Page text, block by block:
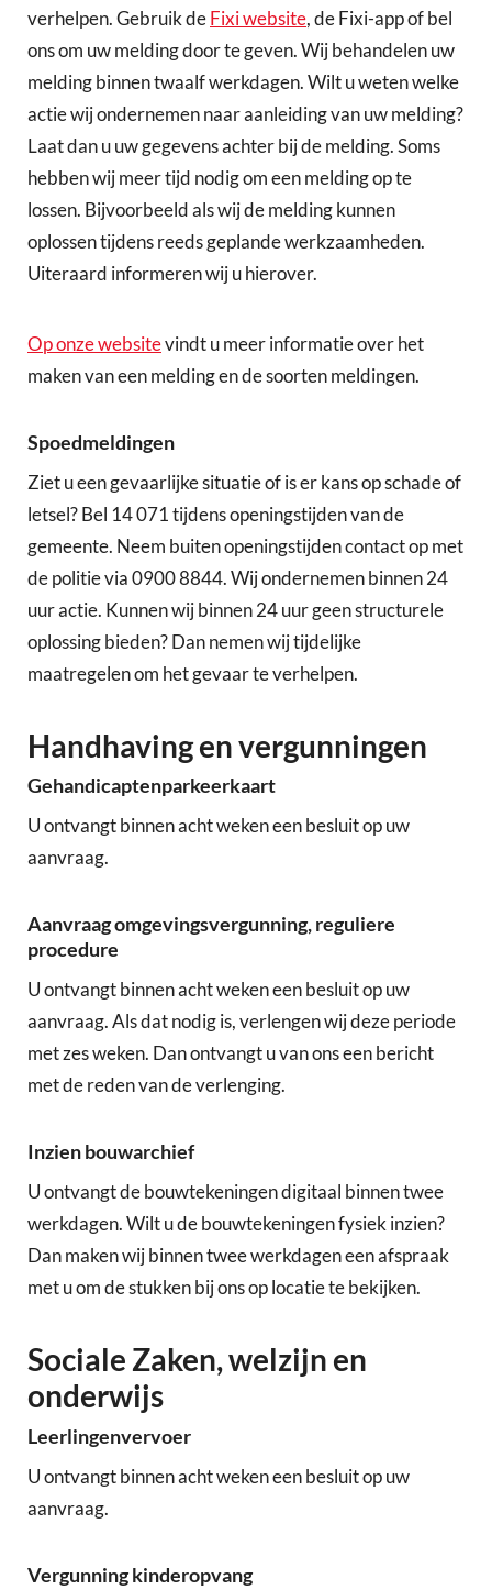
verhelpen. Gebruik deFixi website, de Fixi-app of bel
ons om uw melding door te geven. Wij behandelen uw
melding binnen twaalf werkdagen. Wilt u weten welke
actie wij ondernemen naar aanleiding van uw melding?
Laat dan u uw gegevens achter bij de melding. Soms
hebben wij meer tijd nodig om een melding op te
lossen. Bijvoorbeeld als wij de melding kunnen
oplossen tijdens reeds geplande werkzaamheden.
Uiteraard informeren wij u hierover.
Op onze websitevindt u meer informatie over het
maken van een melding en de soorten meldingen.
Spoedmeldingen
Ziet u een gevaarlijke situatie of is er kans op schade of
letsel? Bel 14 071 tijdens openingstijden van de
gemeente. Neem buiten openingstijden contact op met
de politie via 0900 8844. Wij ondernemen binnen 24
uur actie. Kunnen wij binnen 24 uur geen structurele
oplossing bieden? Dan nemen wij tijdelijke
maatregelen om het gevaar te verhelpen.
Handhaving en vergunningen
Gehandicaptenparkeerkaart
U ontvangt binnen acht weken een besluit op uw
aanvraag.
Aanvraag omgevingsvergunning, reguliere
procedure
U ontvangt binnen acht weken een besluit op uw
aanvraag. Als dat nodig is, verlengen wij deze periode
met zes weken. Dan ontvangt u van ons een bericht
met de reden van de verlenging.
Inzien bouwarchief
U ontvangt de bouwtekeningen digitaal binnen twee
werkdagen. Wilt u de bouwtekeningen fysiek inzien?
Dan maken wij binnen twee werkdagen een afspraak
met u om de stukken bij ons op locatie te bekijken.
Sociale Zaken, welzijn en
onderwijs
Leerlingenvervoer
U ontvangt binnen acht weken een besluit op uw
aanvraag.
Vergunning kinderopvang